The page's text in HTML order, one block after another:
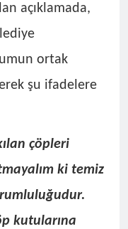
açıklamada,
ortak
şu ifadelere
çöpleri
ki temiz
kutularına